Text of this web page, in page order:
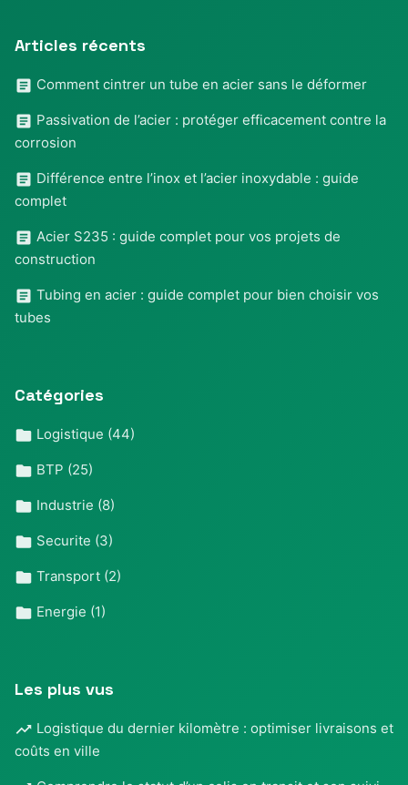
Articles récents
Comment cintrer un tube en acier sans le déformer
Passivation de l’acier : protéger efficacement contre la
corrosion
Différence entre l’inox et l’acier inoxydable : guide
complet
Acier S235 : guide complet pour vos projets de
construction
Tubing en acier : guide complet pour bien choisir vos
tubes
Catégories
Logistique (44)
BTP (25)
Industrie (8)
Securite (3)
Transport (2)
Energie (1)
Les plus vus
Logistique du dernier kilomètre : optimiser livraisons et
coûts en ville